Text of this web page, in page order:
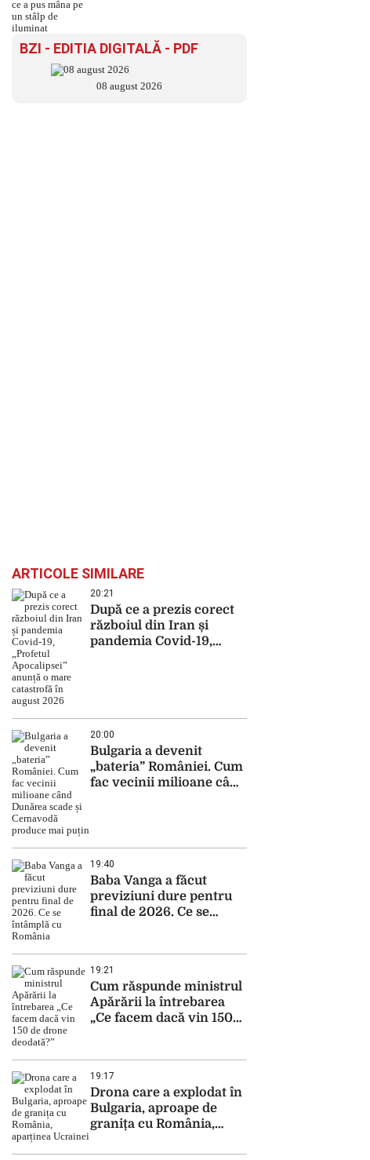
BZI - EDITIA DIGITALĂ - PDF
08 august 2026
ARTICOLE SIMILARE
20:21
După ce a prezis corect
războiul din Iran și
pandemia Covid-19,
20:00
Bulgaria a devenit
„bateria” României. Cum
fac vecinii milioane când
19:40
Baba Vanga a făcut
previziuni dure pentru
final de 2026. Ce se
19:21
Cum răspunde ministrul
Apărării la întrebarea
„Ce facem dacă vin 150
19:17
Drona care a explodat în
Bulgaria, aproape de
granița cu România,